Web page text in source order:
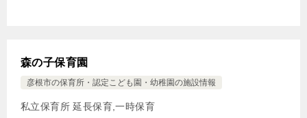
森の子保育園
彦根市の保育所・認定こども園・幼稚園の施設情報
私立保育所 延長保育,一時保育